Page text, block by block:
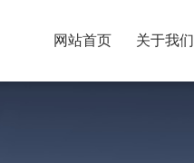
网站首页 关于我们